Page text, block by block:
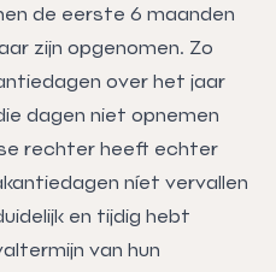
de eerste 6 maanden
zijn opgenomen. Zo
over het jaar
dagen niet opnemen
rechter heeft echter
níet vervallen
en tijdig hebt
van hun